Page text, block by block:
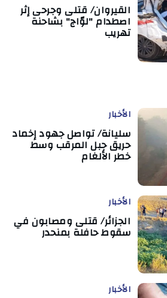
القيروان/ قتلى وجرحى إثر
اصطدام "لوّاج" بشاحنة
تهريب
الأخبار
سليانة/ تواصل جهود إخماد
حريق جبل المرقب وسط
خطر الألغام
الأخبار
الجزائر/ قتلى ومصابون في
سقوط حافلة بمنحدر
الأخبار